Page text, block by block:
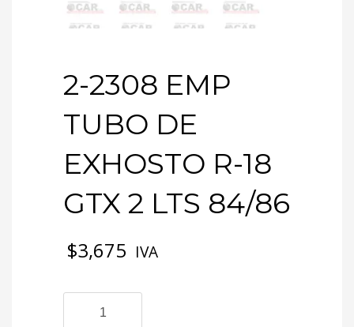
2-2308 EMP
TUBO DE
EXHOSTO R-18
GTX 2 LTS 84/86
$3,675 IVA